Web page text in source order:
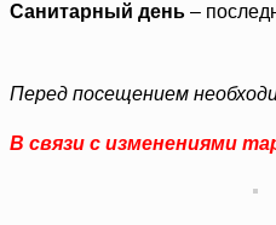
Санитарный день –
Перед посещением
В связи с изменениями